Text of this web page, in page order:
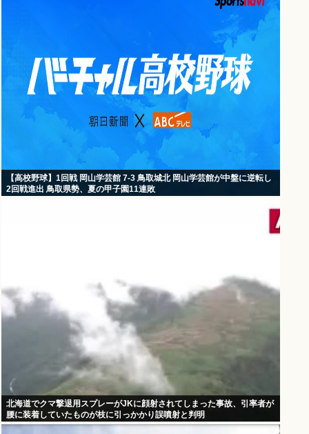
【高校野球】1回戦 岡山学芸館 7-3 鳥取城北 岡山学芸館が中盤に逆転し
2回戦進出 鳥取県勢、夏の甲子園11連敗
北海道でクマ撃退用スプレーがJKに顔射されてしまった事故、引率者が
腰に装着していたものが枝に引っかかり誤噴射と判明